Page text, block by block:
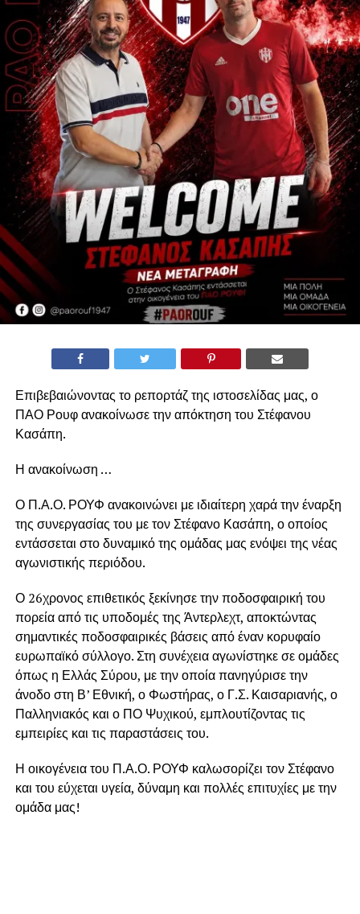
Επιβεβαιώνοντας το ρεπορτάζ της ιστοσελίδας μας, ο
ΠΑΟ Ρουφ ανακοίνωσε την απόκτηση του Στέφανου
Κασάπη.
Η ανακοίνωση …
Ο Π.Α.Ο. ΡΟΥΦ ανακοινώνει με ιδιαίτερη χαρά την έναρξη
της συνεργασίας του με τον Στέφανο Κασάπη, ο οποίος
εντάσσεται στο δυναμικό της ομάδας μας ενόψει της νέας
αγωνιστικής περιόδου.
Ο 26χρονος επιθετικός ξεκίνησε την ποδοσφαιρική του
πορεία από τις υποδομές της Άντερλεχτ, αποκτώντας
σημαντικές ποδοσφαιρικές βάσεις από έναν κορυφαίο
ευρωπαϊκό σύλλογο. Στη συνέχεια αγωνίστηκε σε ομάδες
όπως η Ελλάς Σύρου, με την οποία πανηγύρισε την
άνοδο στη Β’ Εθνική, ο Φωστήρας, ο Γ.Σ. Καισαριανής, ο
Παλληνιακός και ο ΠΟ Ψυχικού, εμπλουτίζοντας τις
εμπειρίες και τις παραστάσεις του.
Η οικογένεια του Π.Α.Ο. ΡΟΥΦ καλωσορίζει τον Στέφανο
και του εύχεται υγεία, δύναμη και πολλές επιτυχίες με την
ομάδα μας!